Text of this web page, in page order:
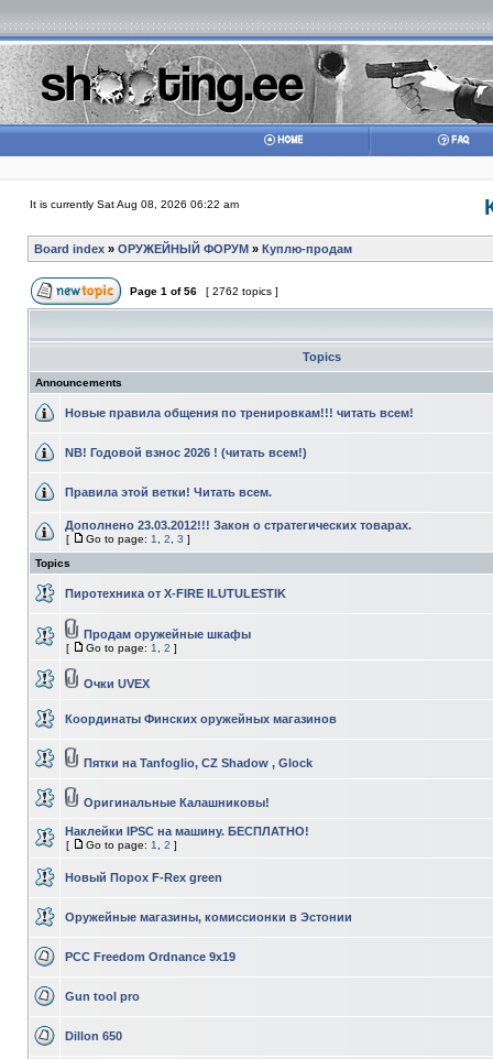
It is currently Sat Aug 08, 2026 06:22 am
Board index » ОРУЖЕЙНЫЙ ФОРУМ » Куплю-продам
Page 1 of56 [ 2762 topics ]
Topics
Announcements
Новые правила общения по тренировкам!!! читать всем!
NB! Годовой взнос 2026 ! (читать всем!)
Правила этой ветки! Читать всем.
Дополнено 23.03.2012!!! Закон о стратегических товарах.
[ Go to page: 1 2 3 ]
Topics
Пиротехника от X-FIRE ILUTULESTIK
Продам оружейные шкафы
[ Go to page: 1 2 ]
Очки UVEX
Координаты Финских оружейных магазинов
Пятки на Tanfoglio, CZ Shadow , Glock
Оригинальные Калашниковы!
Наклейки IPSC на машину. БЕСПЛАТНО!
[ Go to page: 1 2 ]
Новый Порох F-Rex green
Оружейные магазины, комиссионки в Эстонии
PCC Freedom Ordnance 9x19
Gun tool pro
Dillon 650